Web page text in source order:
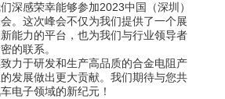
深感荣幸能够参加2023中国（深圳）
。这次峰会不仅为我们提供了一个展
能力的平台，也为我们与行业领导者
的联系。
力于研发和生产高品质的合金电阻产
发展做出更大贡献。我们期待与您共
电子领域的新纪元！